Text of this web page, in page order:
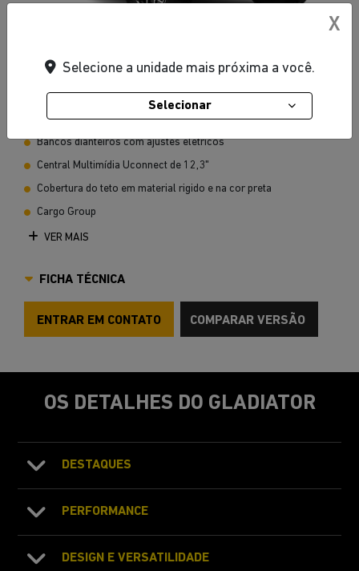
Vermelho Firecracker
Apple Carplay e Android Auto com espelhamento sem fio
Bancos dianteiros com ajustes eletricos
Central Multimídia Uconnect de 12,3"
Cobertura do teto em material rigido e na cor preta
Cargo Group
VER MAIS
FICHA TÉCNICA
ENTRAR EM CONTATO COMPARAR VERSÃO
OS DETALHES DO GLADIATOR
DESTAQUES
PERFORMANCE
DESIGN E VERSATILIDADE
X
Selecione a unidade mais próxima a você.
Selecionar